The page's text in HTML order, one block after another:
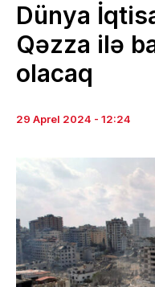
Dünya
Qəzza ilə
olacaq
29 Aprel 2024 - 12:24